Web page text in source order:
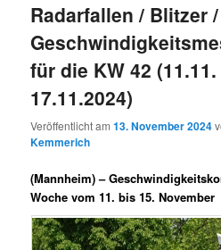
Radarfallen / Blitzer /
für die KW 42
17.11.2024)
Veröffentlicht am13. November 2024
Kemmerich
(Mannheim) –
Woche vom 11. bis 15. November